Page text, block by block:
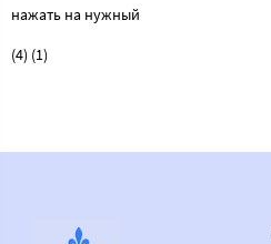
нажать на нужный
(4) (1)